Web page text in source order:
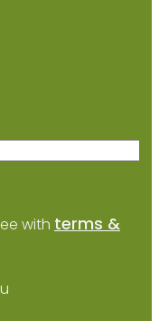
with terms &